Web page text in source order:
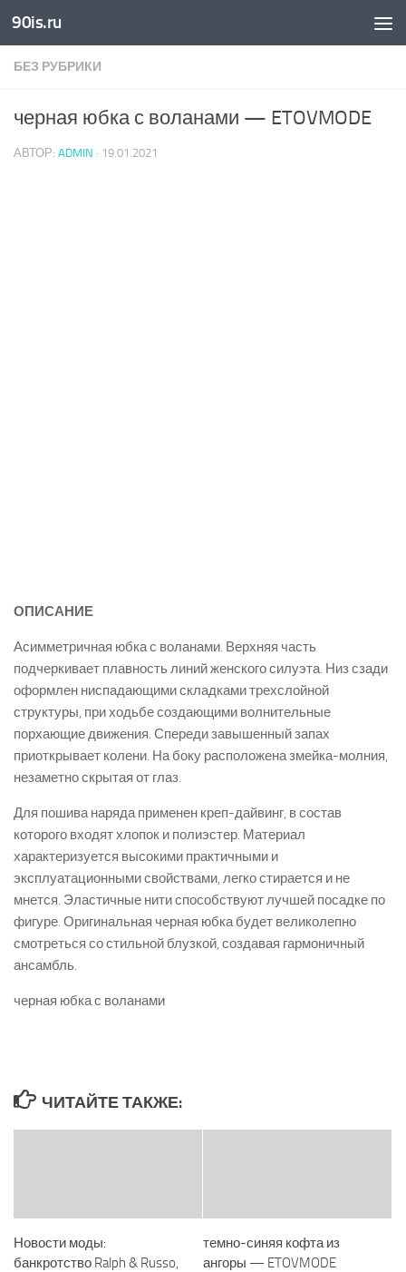
Skip to content
90is.ru
БЕЗ РУБРИКИ
черная юбка с воланами — ETOVMODE
АВТОР: ADMIN · 19.01.2021
ОПИСАНИЕ
Асимметричная юбка с воланами. Верхняя часть
подчеркивает плавность линий женского силуэта. Низ сзади
оформлен ниспадающими складками трехслойной
структуры, при ходьбе создающими волнительные
порхающие движения. Спереди завышенный запах
приоткрывает колени. На боку расположена змейка-молния,
незаметно скрытая от глаз.
Для пошива наряда применен креп-дайвинг, в состав
которого входят хлопок и полиэстер. Материал
характеризуется высокими практичными и
эксплуатационными свойствами, легко стирается и не
мнется. Эластичные нити способствуют лучшей посадке по
фигуре. Оригинальная черная юбка будет великолепно
смотреться со стильной блузкой, создавая гармоничный
ансамбль.
черная юбка с воланами
ЧИТАЙТЕ ТАКЖЕ:
Новости моды:
банкротство Ralph & Russo,
темно-синяя кофта из
ангоры — ETOVMODE